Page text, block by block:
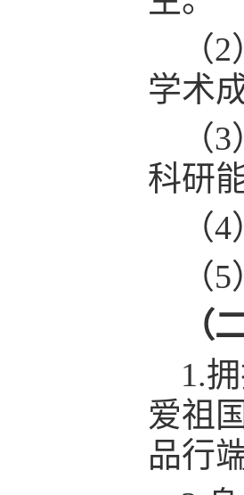
（
学术
（
科研
（
（
（
1.
爱祖
品行